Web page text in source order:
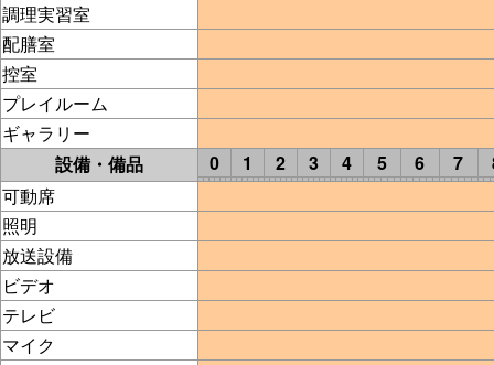
調理実習室
配膳室
控室
プレイルーム
ギャラリー
設備・備品
0 1 2 3 4 5 6 7
可動席
照明
放送設備
ビデオ
テレビ
マイク